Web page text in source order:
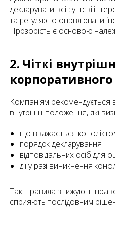
декларувати всі суттєві
та регулярно оновлювати
Прозорість є основою
2. Чіткі
Компаніям рекомендується
внутрішні положення, які
що вважається
порядок декларування
відповідальних осіб для
дії у разі виникнення
Такі правила знижують
сприяють послідовним